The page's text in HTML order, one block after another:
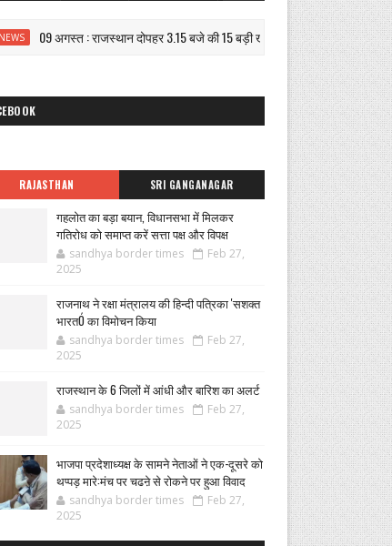
09 अगस्त : राजस्थान दोपहर 3.15 बजे की 15 बड़ी खबरें| SBT News
RAJASTHAN SRI GANGANAGAR
गहलोत का बड़ा बयान, विधानसभा में मिलकर
गतिरोध को समाप्त करें सत्ता पक्ष और विपक्ष
sandhya border times
Feb 27,
2025
राजनाथ ने रक्षा मंत्रालय की हिन्दी पत्रिका 'सशक्त
भारतÓ का विमोचन किया
sandhya border times
Feb 27,
2025
राजस्थान के 6 जिलों में आंधी और बारिश का अलर्ट
sandhya border times
Feb 27,
2025
भाजपा प्रदेशाध्यक्ष के सामने नेताओं ने एक-दूसरे को
थप्पड़ मारे:मंच पर चढऩे से रोकने पर हुआ विवाद
sandhya border times
Feb 27,
2025